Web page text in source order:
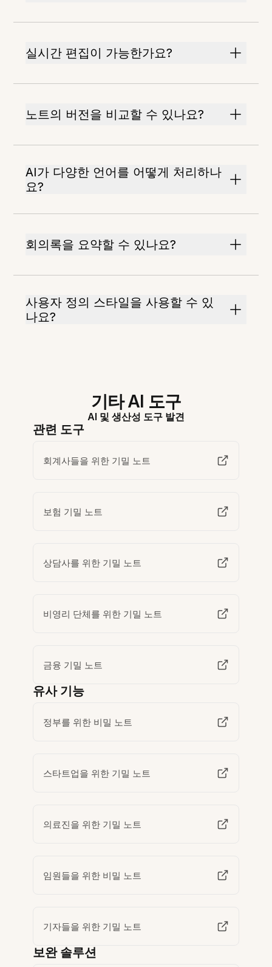
실시간 편집이 가능한가요?
노트의 버전을 비교할 수 있나요?
AI가 다양한 언어를 어떻게 처리하나
요?
회의록을 요약할 수 있나요?
사용자 정의 스타일을 사용할 수 있
나요?
기타 AI 도구
AI 및 생산성 도구 발견
관련 도구
회계사들을 위한 기밀 노트
보험 기밀 노트
상담사를 위한 기밀 노트
비영리 단체를 위한 기밀 노트
금융 기밀 노트
유사 기능
정부를 위한 비밀 노트
스타트업을 위한 기밀 노트
의료진을 위한 기밀 노트
임원들을 위한 비밀 노트
기자들을 위한 기밀 노트
보완 솔루션